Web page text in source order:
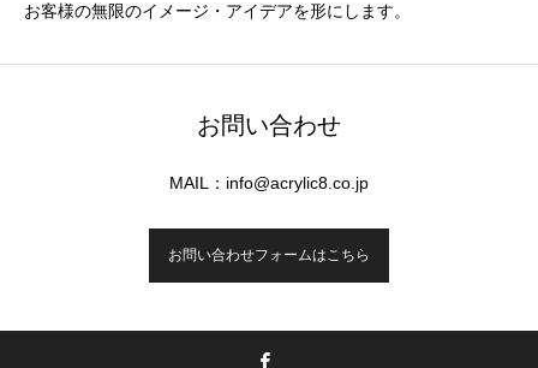
お客様の無限のイメージ・アイデアを形にします。
お問い合わせ
MAIL：info@acrylic8.co.jp
お問い合わせフォームはこちら